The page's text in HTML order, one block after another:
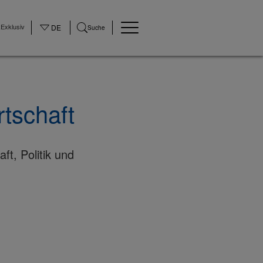
DE Suche
Politik und